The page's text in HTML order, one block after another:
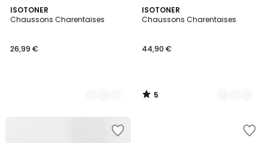
ISOTONER
Chaussons Charentaises
26,99 €
2
Couleurs
ISOTONER
Chaussons Charentaises
44,90 €
5
/
6
Couleurs
5
/